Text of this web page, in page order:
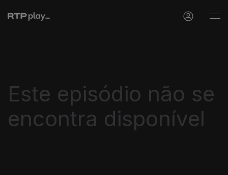
Este episódio não se
encontra disponível